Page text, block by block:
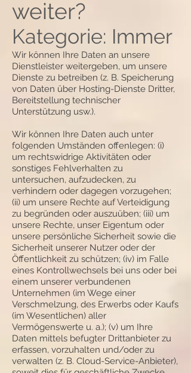
weiter?
Kategorie: Immer
Wir können Ihre Daten an unsere
Dienstleister weitergeben, um unsere
Dienste zu betreiben (z. B. Speicherung
von Daten über Hosting-Dienste Dritter,
Bereitstellung technischer
Unterstützung usw.).
Wir können Ihre Daten auch unter
folgenden Umständen offenlegen: (i)
um rechtswidrige Aktivitäten oder
sonstiges Fehlverhalten zu
untersuchen, aufzudecken, zu
verhindern oder dagegen vorzugehen;
(ii) um unsere Rechte auf Verteidigung
zu begründen oder auszuüben; (iii) um
unsere Rechte, unser Eigentum oder
unsere persönliche Sicherheit sowie die
Sicherheit unserer Nutzer oder der
Öffentlichkeit zu schützen; (iv) im Falle
eines Kontrollwechsels bei uns oder bei
einem unserer verbundenen
Unternehmen (im Wege einer
Verschmelzung, des Erwerbs oder Kaufs
(im Wesentlichen) aller
Vermögenswerte u. a.); (v) um Ihre
Daten mittels befugter Drittanbieter zu
erfassen, vorzuhalten und/oder zu
verwalten (z. B. Cloud-Service-Anbieter),